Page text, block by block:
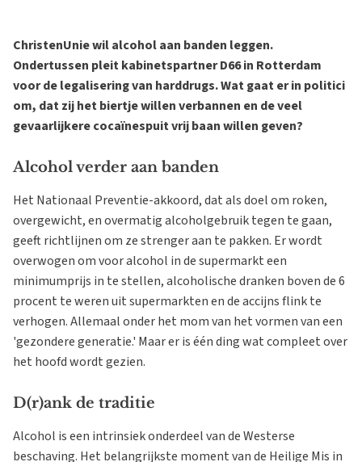
ChristenUnie wil alcohol aan banden leggen.
Ondertussen pleit kabinetspartner D66 in Rotterdam
voor de legalisering van harddrugs. Wat gaat er in politici
om, dat zij het biertje willen verbannen en de veel
gevaarlijkere cocaïnespuit vrij baan willen geven?
Alcohol verder aan banden
Het Nationaal Preventie-akkoord, dat als doel om roken,
overgewicht, en overmatig alcoholgebruik tegen te gaan,
geeft richtlijnen om ze strenger aan te pakken. Er wordt
overwogen om voor alcohol in de supermarkt een
minimumprijs in te stellen, alcoholische dranken boven de 6
procent te weren uit supermarkten en de accijns flink te
verhogen. Allemaal onder het mom van het vormen van een
'gezondere generatie.' Maar er is één ding wat compleet over
het hoofd wordt gezien.
D(r)ank de traditie
Alcohol is een intrinsiek onderdeel van de Westerse
beschaving. Het belangrijkste moment van de Heilige Mis in